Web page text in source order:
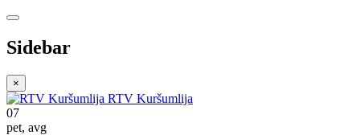
Sidebar
×
RTV Kuršumlija
07
pet, avg